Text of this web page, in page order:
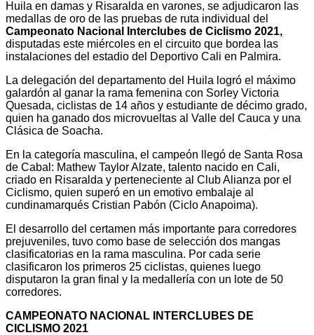
Huila en damas y Risaralda en varones, se adjudicaron las
medallas de oro de las pruebas de ruta individual del
Campeonato Nacional Interclubes de Ciclismo 2021,
disputadas este miércoles en el circuito que bordea las
instalaciones del estadio del Deportivo Cali en Palmira.
La delegación del departamento del Huila logró el máximo
galardón al ganar la rama femenina con Sorley Victoria
Quesada, ciclistas de 14 años y estudiante de décimo grado,
quien ha ganado dos microvueltas al Valle del Cauca y una
Clásica de Soacha.
En la categoría masculina, el campeón llegó de Santa Rosa
de Cabal: Mathew Taylor Alzate, talento nacido en Cali,
criado en Risaralda y perteneciente al Club Alianza por el
Ciclismo, quien superó en un emotivo embalaje al
cundinamarqués Cristian Pabón (Ciclo Anapoima).
El desarrollo del certamen más importante para corredores
prejuveniles, tuvo como base de selección dos mangas
clasificatorias en la rama masculina. Por cada serie
clasificaron los primeros 25 ciclistas, quienes luego
disputaron la gran final y la medallería con un lote de 50
corredores.
CAMPEONATO NACIONAL INTERCLUBES DE
CICLISMO 2021